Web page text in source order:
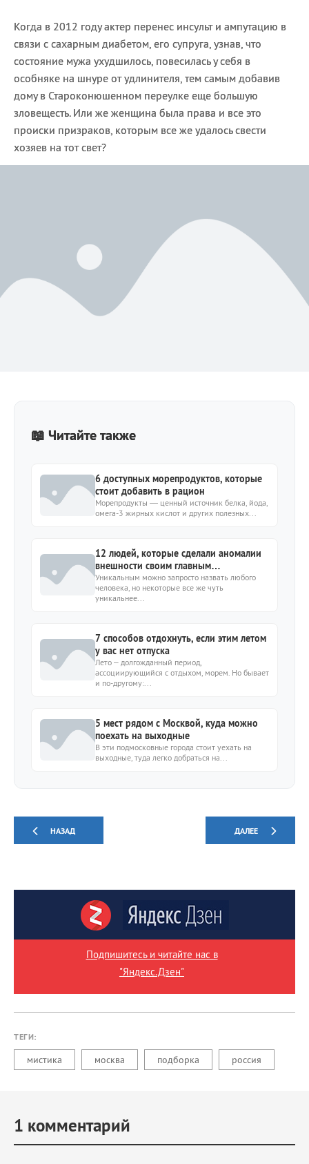
Когда в 2012 году актер перенес инсульт и ампутацию в
связи с сахарным диабетом, его супруга, узнав, что
состояние мужа ухудшилось, повесилась у себя в
особняке на шнуре от удлинителя, тем самым добавив
дому в Староконюшенном переулке еще большую
зловещесть. Или же женщина была права и все это
происки призраков, которым все же удалось свести
хозяев на тот свет?
📖 Читайте также
6 доступных морепродуктов, которые
стоит добавить в рацион
Морепродукты — ценный источник белка, йода,
омега-3 жирных кислот и других полезных...
12 людей, которые сделали аномалии
внешности своим главным
достоинством
Уникальным можно запросто назвать любого
человека, но некоторые все же чуть
уникальнее...
7 способов отдохнуть, если этим летом
у вас нет отпуска
Лето – долгожданный период,
ассоциирующийся с отдыхом, морем. Но бывает
и по-другому:...
5 мест рядом с Москвой, куда можно
поехать на выходные
В эти подмосковные города стоит уехать на
выходные, туда легко добраться на...
НАЗАД ДАЛЕЕ
Подпишитесь и читайте нас в
"Яндекс.Дзен"
ТЕГИ:
мистика москва подборка россия
1 комментарий